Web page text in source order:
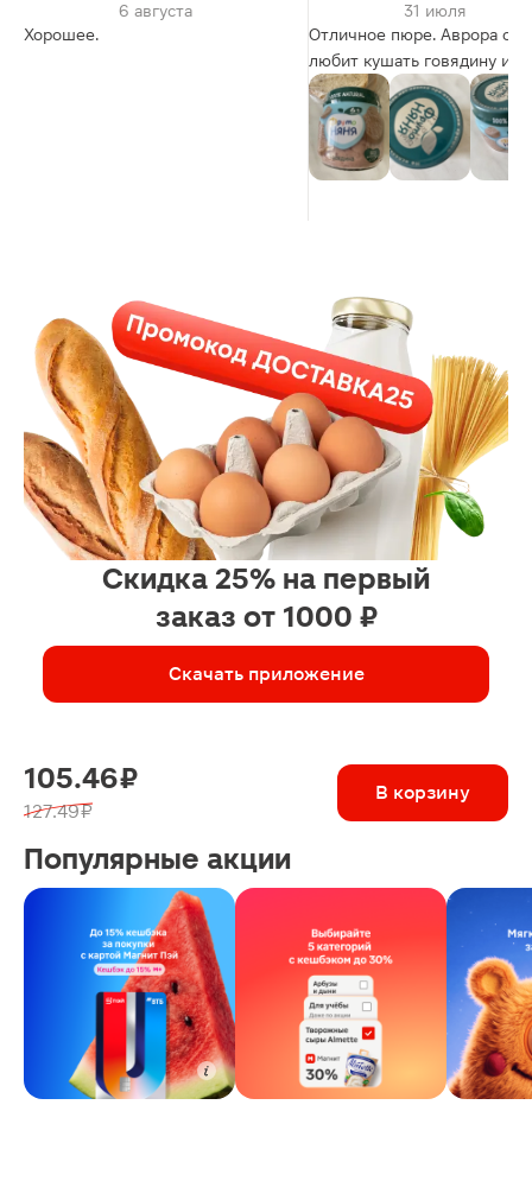
6 августа
Хорошее.
31 июля
Отличное пюре. Аврора
любит кушать говядину и
с ней
Скидка 25% на первый
заказ от 1000 ₽
Скачать приложение
105.46 ₽
127.49 ₽
В корзину
Популярные акции